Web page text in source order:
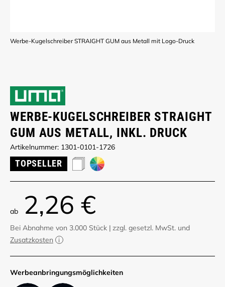
Werbe-Kugelschreiber STRAIGHT GUM aus Metall mit Logo-Druck
WERBE-KUGELSCHREIBER STRAIGHT
GUM AUS METALL, INKL. DRUCK
Artikelnummer: 1301-0101-1726
TOPSELLER
ab 2,26 €
Bei Abnahme von 3.000 Stück | zzgl. gesetzl. MwSt. und
Zusatzkosten
Werbe­anbringungs­möglich­keiten